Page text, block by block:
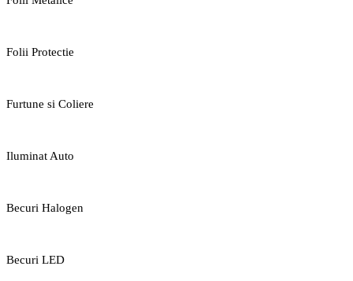
Folii Protectie
Furtune si Coliere
Iluminat Auto
Becuri Halogen
Becuri LED